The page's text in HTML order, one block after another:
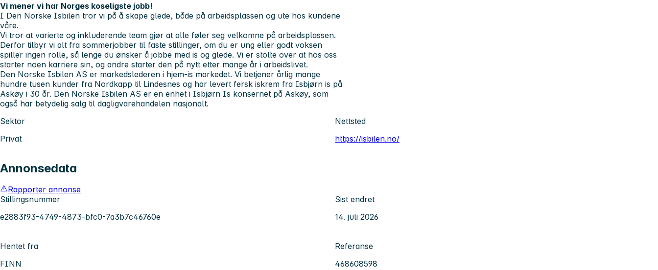
Vi mener vi har Norges koseligste jobb!
I Den Norske Isbilen tror vi på å skape glede, både på arbeidsplassen og ute hos kundene
våre.
Vi tror at varierte og inkluderende team gjør at alle føler seg velkomne på arbeidsplassen.
Derfor tilbyr vi alt fra sommerjobber til faste stillinger, om du er ung eller godt voksen
spiller ingen rolle, så lenge du ønsker å jobbe med is og glede. Vi er stolte over at hos oss
starter noen karriere sin, og andre starter den på nytt etter mange år i arbeidslivet.
Den Norske Isbilen AS er markedslederen i hjem-is markedet. Vi betjener årlig mange
hundre tusen kunder fra Nordkapp til Lindesnes og har levert fersk iskrem fra Isbjørn is på
Askøy i 30 år. Den Norske Isbilen AS er en enhet i Isbjørn Is konsernet på Askøy, som
også har betydelig salg til dagligvarehandelen nasjonalt.
Sektor
Privat
Nettsted
https://isbilen.no/
Annonsedata
Rapporter annonse
Stillingsnummer
e2883f93-4749-4873-bfc0-7a3b7c46760e
Sist endret
14. juli 2026
Hentet fra
FINN
Referanse
468608598